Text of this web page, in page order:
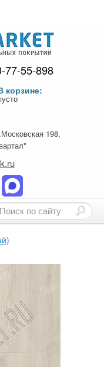
77-55-898
корзине:
198,